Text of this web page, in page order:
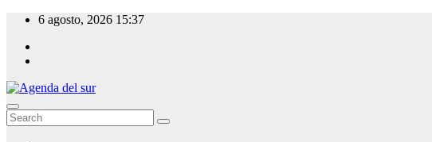
Skip
content
6 agosto, 2026 15:37
Agenda del sur